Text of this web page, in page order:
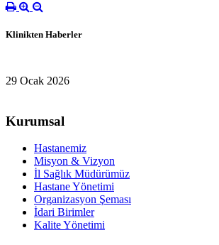
Klinikten Haberler
29 Ocak 2026
Kurumsal
Hastanemiz
Misyon & Vizyon
İl Sağlık Müdürümüz
Hastane Yönetimi
Organizasyon Şeması
İdari Birimler
Kalite Yönetimi